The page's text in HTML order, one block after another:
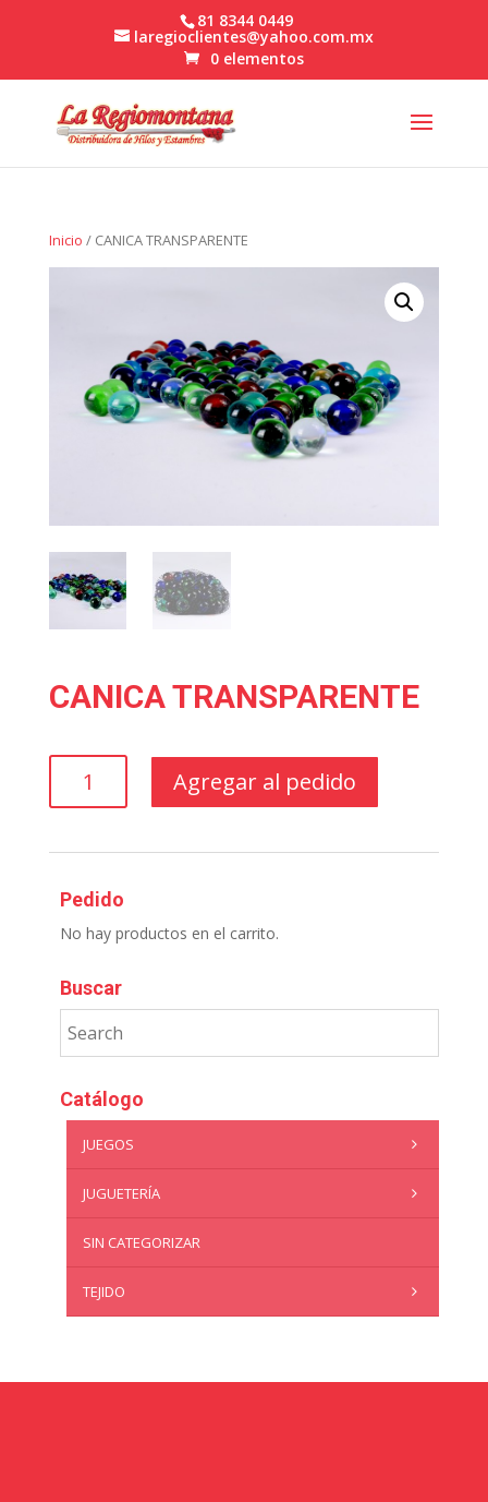
81 8344 0449
laregioclientes@yahoo.com.mx
0 elementos
Inicio / CANICA TRANSPARENTE
CANICA TRANSPARENTE
TRANSPARENTE
Agregar al pedido
Pedido
No hay productos en el carrito.
Buscar
Catálogo
JUEGOS
JUGUETERÍA
SIN CATEGORIZAR
TEJIDO